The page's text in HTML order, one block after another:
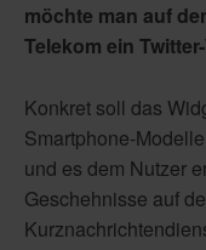
möchte man auf
Telekom ein
Konkret soll das
Smartphone-
und es dem Nutzer
Geschehnisse auf